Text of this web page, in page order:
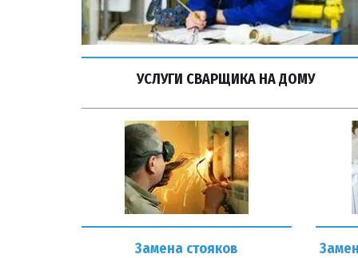
УСЛУГИ СВАРЩИКА НА ДОМУ
Замена стояков